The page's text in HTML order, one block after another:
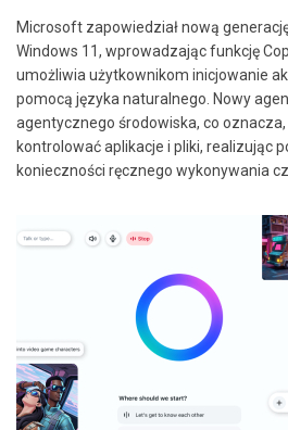
Microsoft zapowiedział nową
Windows 11, wprowadzając funkcję
umożliwia użytkownikom inicjowanie
pomocą języka naturalnego. Nowy
agentycznego środowiska, co
kontrolować aplikacje i pliki, realizując
konieczności ręcznego wykonywania